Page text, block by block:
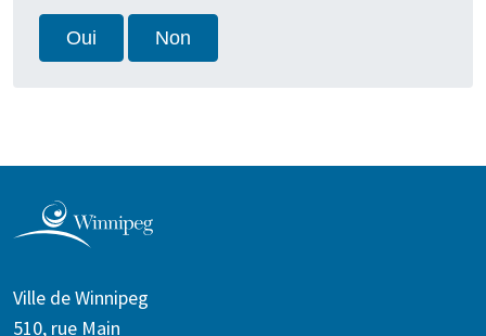
Oui Non
Ville de Winnipeg
510, rue Main